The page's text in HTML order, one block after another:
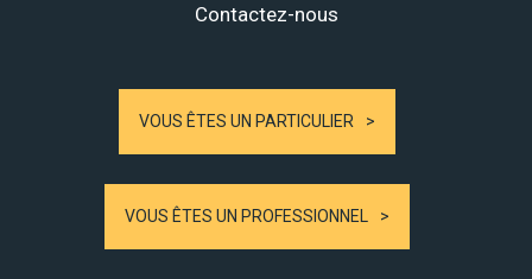
Contactez-nous
VOUS ÊTES UN PARTICULIER
VOUS ÊTES UN PROFESSIONNEL